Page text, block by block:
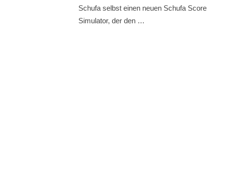
Schufa selbst einen neuen Schufa Score
Simulator, der den …